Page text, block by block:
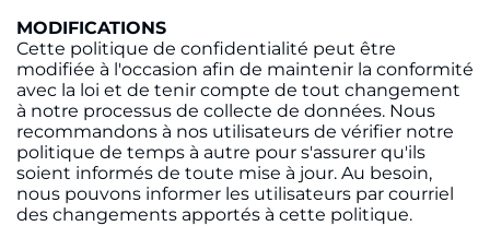
MODIFICATIONS
Cette politique de confidentialité peut être
modifiée à l'occasion afin de maintenir la conformité
avec la loi et de tenir compte de tout changement
à notre processus de collecte de données. Nous
recommandons à nos utilisateurs de vérifier notre
politique de temps à autre pour s'assurer qu'ils
soient informés de toute mise à jour. Au besoin,
nous pouvons informer les utilisateurs par courriel
des changements apportés à cette politique.